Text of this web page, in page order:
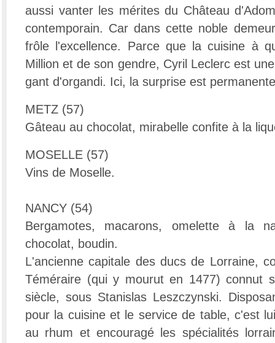
aussi vanter les mérites du Château
contemporain. Car dans cette noble
frôle l'excellence. Parce que la cuisine à
Million et de son gendre, Cyril Leclerc est
gant d'organdi. Ici, la surprise est
METZ (57)
Gâteau au chocolat, mirabelle confite à la
MOSELLE (57)
Vins de Moselle.
NANCY (54)
Bergamotes, macarons, omelette à la
chocolat, boudin.
L'ancienne capitale des ducs de Lorraine,
Téméraire (qui y mourut en 1477) connut
siècle, sous Stanislas Leszczynski.
pour la cuisine et le service de table, c'est
au rhum et encouragé les spécialités